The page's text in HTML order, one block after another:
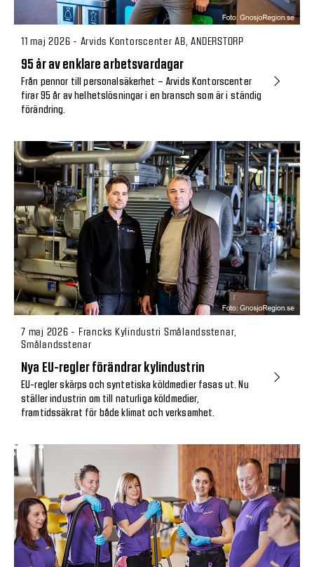
11 maj 2026 - Arvids Kontorscenter AB, ANDERSTORP
95 år av enklare arbetsvardagar
Från pennor till personalsäkerhet – Arvids Kontorscenter
firar 95 år av helhetslösningar i en bransch som är i ständig
förändring.
7 maj 2026 - Francks Kylindustri Smålandsstenar,
Smålandsstenar
Nya EU-regler förändrar kylindustrin
EU-regler skärps och syntetiska köldmedier fasas ut. Nu
ställer industrin om till naturliga köldmedier,
framtidssäkrat för både klimat och verksamhet.